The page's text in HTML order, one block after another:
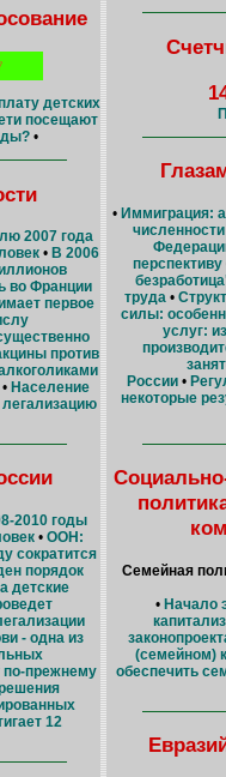
детских
посещают
•
2007 года
•В 2006
во Франции
первое
против
• Население
легализацию
2010 годы
• ООН:
сократится
порядок
детские
- одна из
по-прежнему
12
• Иммиграция:
перспективу
труда •
силы:
услуг:
России •
некоторые
Семейная
• Начало
(семейном)
обеспечить